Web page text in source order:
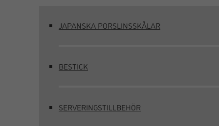
JAPANSKA PORSLINSSKÅLAR
BESTICK
SERVERINGSTILLBEHÖR